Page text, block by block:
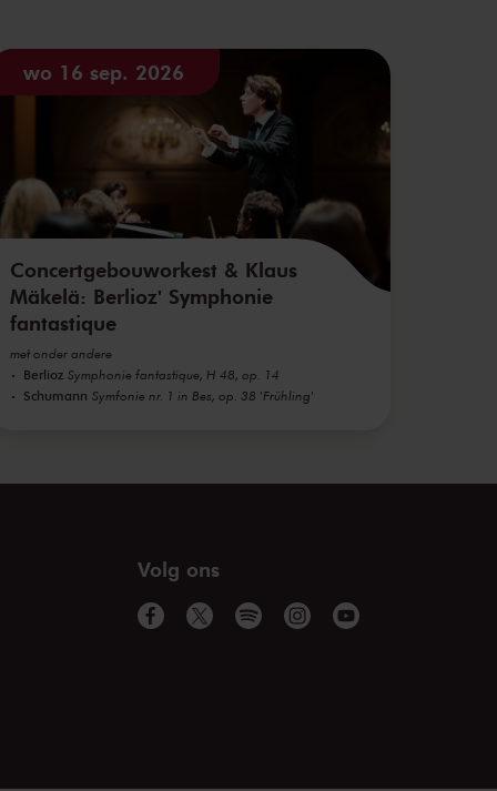
wo 16 sep. 2026
Concertgebouworkest & Klaus
Mäkelä: Berlioz' Symphonie
fantastique
met onder andere
Berlioz Symphonie fantastique, H 48, op. 14
Schumann Symfonie nr. 1 in Bes, op. 38 'Frühling'
Volg ons